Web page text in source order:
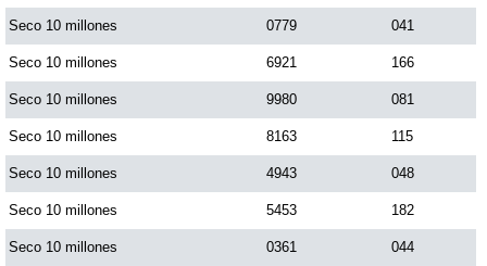
Seco 10 millones 0779 041
Seco 10 millones 6921 166
Seco 10 millones 9980 081
Seco 10 millones 8163 115
Seco 10 millones 4943 048
Seco 10 millones 5453 182
Seco 10 millones 0361 044